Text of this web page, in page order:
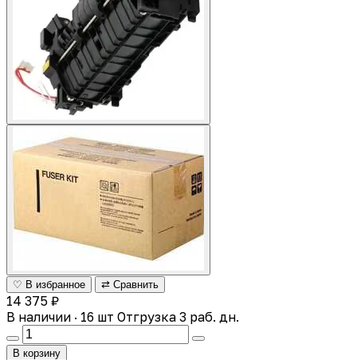
♡ В избранное ⇄ Сравнить
14 375 ₽
В наличии · 16 шт Отгрузка 3 раб. дн.
В корзину